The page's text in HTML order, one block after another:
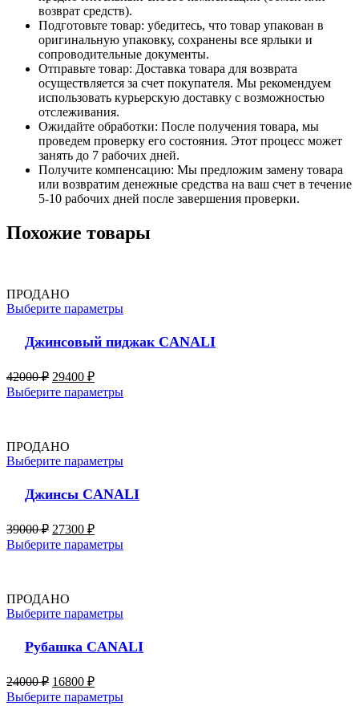
возврат средств).
Подготовьте товар: убедитесь, что товар упакован в
оригинальную упаковку, сохранены все ярлыки и
сопроводительные документы.
Отправьте товар: Доставка товара для возврата
осуществляется за счет покупателя. Мы рекомендуем
использовать курьерскую доставку с возможностью
отслеживания.
Ожидайте обработки: После получения товара, мы
проведем проверку его состояния. Этот процесс может
занять до 7 рабочих дней.
Получите компенсацию: Мы предложим замену товара
или возвратим денежные средства на ваш счет в течение
5-10 рабочих дней после завершения проверки.
Похожие товары
ПРОДАНО
Выберите параметры
Джинсовый пиджак CANALI
42000₽ 29400 ₽
Выберите параметры
ПРОДАНО
Выберите параметры
Джинсы CANALI
39000₽ 27300 ₽
Выберите параметры
ПРОДАНО
Выберите параметры
Рубашка CANALI
24000₽ 16800 ₽
Выберите параметры